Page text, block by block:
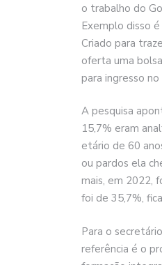
o trabalho do
Exemplo disso
Criado para
oferta uma
para ingresso
A pesquisa
15,7% eram
etário de 60
ou pardos ela
mais, em 2022,
foi de 35,7%,
Para o
referência é o